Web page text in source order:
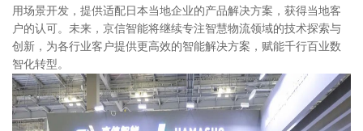
用场景开发，提供适配日本当地企业的产品解决方案，获得当地客
户的认可。未来，京信智能将继续专注智慧物流领域的技术探索与
创新，为各行业客户提供更高效的智能解决方案，赋能千行百业数
智化转型。